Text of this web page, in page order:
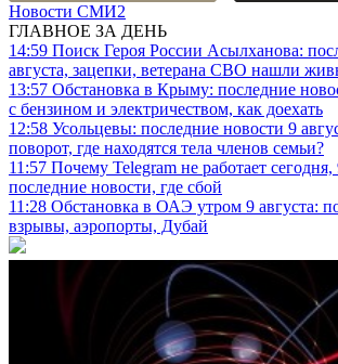
Новости СМИ2
ГЛАВНОЕ ЗА ДЕНЬ
14:59 Поиск Героя России Асылханова:
августа, зацепки, ветерана СВО нашли
13:57 Обстановка в Крыму: последние
с бензином и электричеством, как доехать
12:58 Усольцевы: последние новости 9
поворот, где находятся тела членов семьи?
11:57 Почему Telegram не работает сегодня,
последние новости, где сбой
11:28 Обстановка в ОАЭ утром 9 августа:
взрывы, аэропорты, Дубай